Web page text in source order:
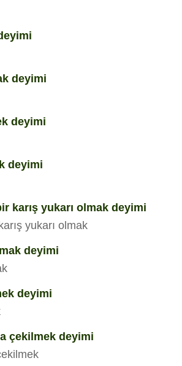
deyimi
deyimi
deyimi
karış yukarı olmak deyimi
yukarı olmak
deyimi
deyimi
çekilmek deyimi